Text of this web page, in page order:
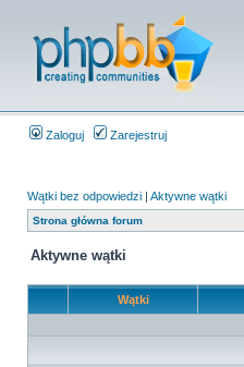
Zaloguj Zarejestruj
Wątki bez odpowiedzi | Aktywne wątki
Strona główna forum
Aktywne wątki
Wątki